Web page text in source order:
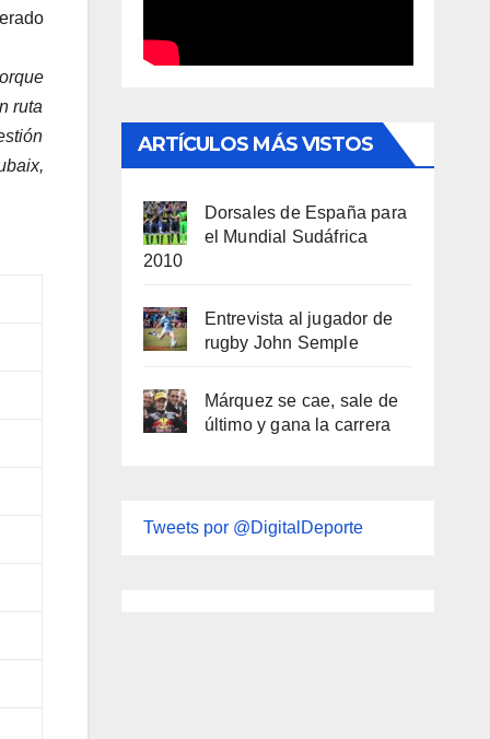
ruta
ARTÍCULOS MÁS VISTOS
Dorsales de España para
el Mundial Sudáfrica
2010
Entrevista al jugador de
rugby John Semple
Márquez se cae, sale de
último y gana la carrera
Tweets por @DigitalDeporte